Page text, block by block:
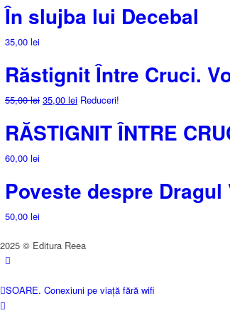
În slujba lui Decebal
35,00 lei
Răstignit Între Cruci.
55,00lei Prețul
a
fost:
35,00 leiPrețul
este:
35,00 lei.
Reduceri!
RĂSTIGNIT ÎNTRE
60,00 lei
Poveste despre Dragul
50,00 lei
2025 © Editura Reea
SOARE. Conexiuni pe viață fără wifi